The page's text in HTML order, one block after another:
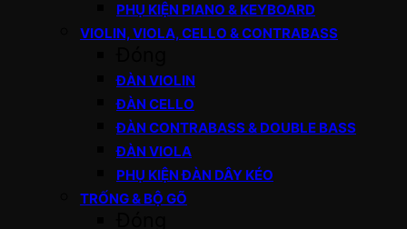
PHỤ KIỆN PIANO & KEYBOARD
VIOLIN, VIOLA, CELLO & CONTRABASS
ĐÀN VIOLIN
ĐÀN CELLO
ĐÀN CONTRABASS & DOUBLE BASS
ĐÀN VIOLA
PHỤ KIỆN ĐÀN DÂY KÉO
TRỐNG & BỘ GÕ